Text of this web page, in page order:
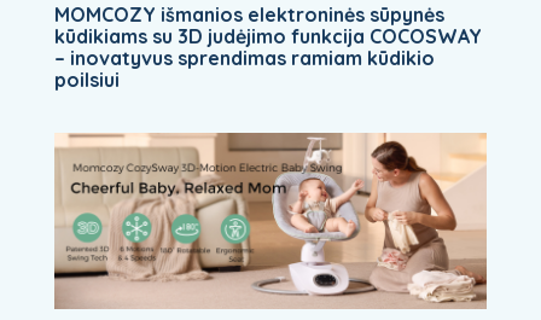
MOMCOZY išmanios elektroninės sūpynės
kūdikiams su 3D judėjimo funkcija COCOSWAY
– inovatyvus sprendimas ramiam kūdikio
poilsiui